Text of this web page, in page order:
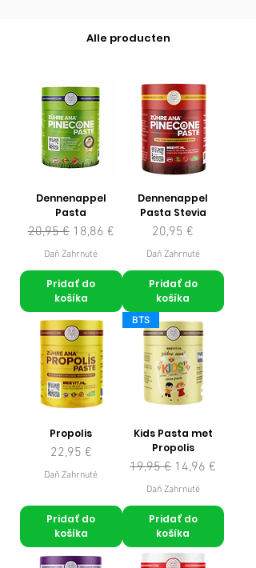
Alle producten
Dennenappel
Pasta
Normálna cena
20,95 € Zľavnená cena
18,86 €
Daň Zahrnuté
Pridať do
košíka
Dennenappel
Pasta Stevia
Cena
20,95 €
Daň Zahrnuté
Pridať do
košíka
Propolis
Cena
22,95 €
Daň Zahrnuté
Pridať do
košíka
BTS
Kids Pasta met
Propolis
Normálna cena
19,95 € Zľavnená cena
14,96 €
Daň Zahrnuté
Pridať do
košíka